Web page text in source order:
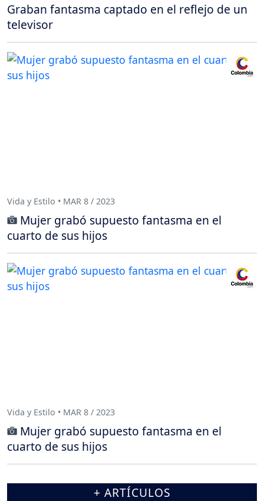
Graban fantasma captado en el reflejo de un
televisor
Vida y Estilo • MAR 8 / 2023
Mujer grabó supuesto fantasma en el
cuarto de sus hijos
Vida y Estilo • MAR 8 / 2023
Mujer grabó supuesto fantasma en el
cuarto de sus hijos
+ ARTÍCULOS